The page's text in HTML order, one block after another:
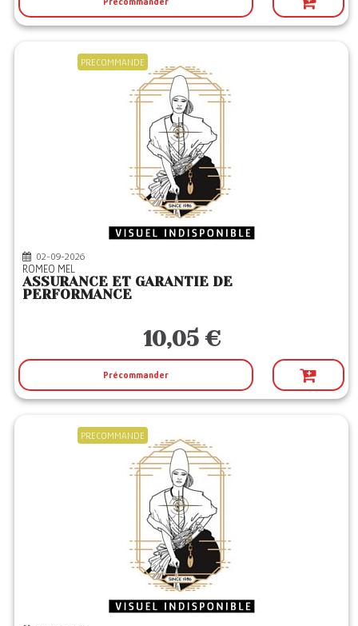
PRECOMMANDE
02-09-2026
ROMEO MEL
ASSURANCE ET GARANTIE DE
PERFORMANCE
10,05 €
Précommander
PRECOMMANDE